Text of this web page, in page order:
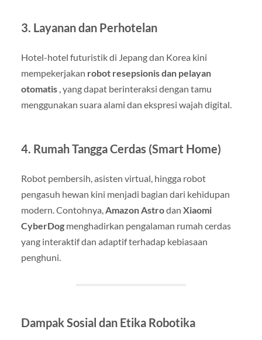
3. Layanan dan Perhotelan
Hotel-hotel futuristik di Jepang dan Korea kini
mempekerjakan robot resepsionis dan pelayan
otomatis , yang dapat berinteraksi dengan tamu
menggunakan suara alami dan ekspresi wajah digital.
4. Rumah Tangga Cerdas (Smart Home)
Robot pembersih, asisten virtual, hingga robot
pengasuh hewan kini menjadi bagian dari kehidupan
modern. Contohnya, Amazon Astrodan Xiaomi
CyberDog menghadirkan pengalaman rumah cerdas
yang interaktif dan adaptif terhadap kebiasaan
penghuni.
Dampak Sosial dan Etika Robotika